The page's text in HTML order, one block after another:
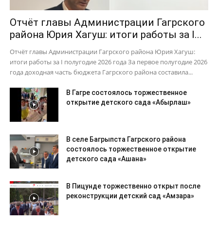
Отчёт главы Администрации Гагрского
района Юрия Хагуш: итоги работы за I...
Отчёт главы Администрации Гагрского района Юрия Хагуш:
итоги работы за I полугодие 2026 года За первое полугодие 2026
года доходная часть бюджета Гагрского района составила...
В Гагре состоялось торжественное
открытие детского сада «Абырлаш»
В селе Багрыпста Гагрского района
состоялось торжественное открытие
детского сада «Ашана»
В Пицунде торжественно открыт после
реконструкции детский сад «Амзара»